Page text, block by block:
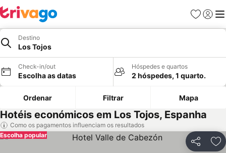
Favoritos
Iniciar
Destino
Los Tojos
Check-in/out
Escolha as datas
Hóspedes e quartos
2 hóspedes, 1 quarto.
Ordenar Filtrar Mapa
Hotéis económicos em Los Tojos, Espanha
Como os pagamentos influenciam os resultados
Partilhar
Escolha popular